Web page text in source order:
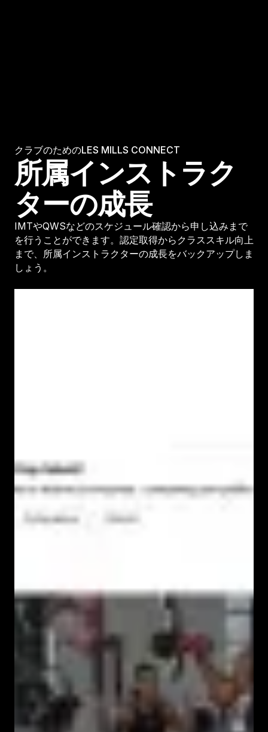
クラブのためのLES MILLS CONNECT
所属インストラク
ターの成長
IMTやQWSなどのスケジュール確認から申し込みまで
を行うことができます。認定取得からクラススキル向上
まで、所属インストラクターの成長をバックアップしま
しょう。